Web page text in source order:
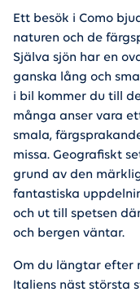
Ett besök i Como
naturen och de
Själva sjön har en
ganska lång och
i bil kommer du till
många anser vara
smala,
missa. Geografiskt
grund av den
fantastiska
och ut till spetsen
och bergen väntar.
Om du längtar efter
Italiens näst största